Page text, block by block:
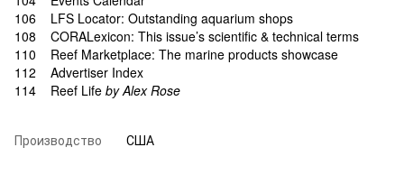
106 LFS Locator: Outstanding aquarium shops
108 CORALexicon: This issue’s scientific & technical terms
110 Reef Marketplace: The marine products showcase
112 Advertiser Index
114 Reef Life by Alex Rose
Производство США